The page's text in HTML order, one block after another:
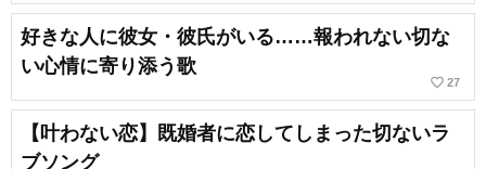
好きな人に彼女・彼氏がいる……報われない切な
い心情に寄り添う歌
favorite_border 27
【叶わない恋】既婚者に恋してしまった切ないラ
ブソング